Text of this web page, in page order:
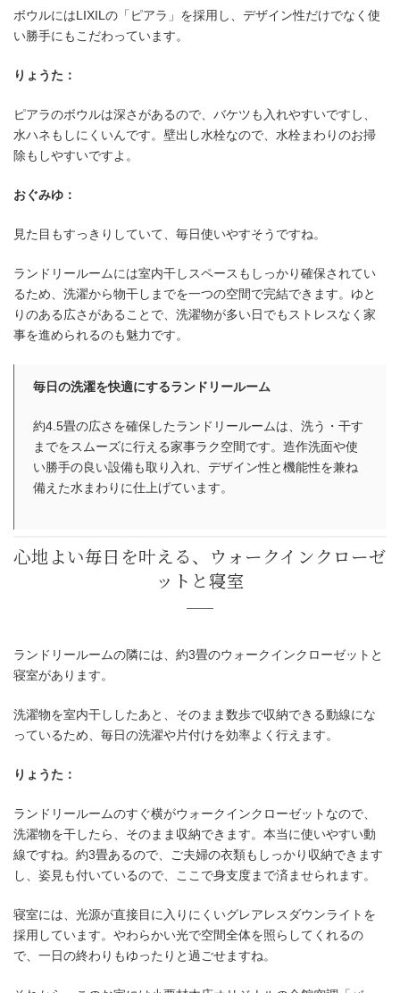
趣味にも仕事にも集中できる、ご主
書斎
ボウルにはLIXILの「ピアラ」を採用し、デザイン性だけでなく使
い勝手にもこだわっています。
りょうた：
ピアラのボウルは深さがあるので、バケツも入れやすいですし、
水ハネもしにくいんです。壁出し水栓なので、水栓まわりのお掃
除もしやすいですよ。
おぐみゆ：
見た目もすっきりしていて、毎日使いやすそうですね。
ランドリールームには室内干しスペースもしっかり確保されてい
るため、洗濯から物干しまでを一つの空間で完結できます。ゆと
りのある広さがあることで、洗濯物が多い日でもストレスなく家
事を進められるのも魅力です。
毎日の洗濯を快適にするランドリールーム
約4.5畳の広さを確保したランドリールームは、洗う・干す
までをスムーズに行える家事ラク空間です。造作洗面や使
い勝手の良い設備も取り入れ、デザイン性と機能性を兼ね
備えた水まわりに仕上げています。
ランドリールームの隣には、約3畳のウォークインクローゼットと
寝室があります。
洗濯物を室内干ししたあと、そのまま数歩で収納できる動線にな
っているため、毎日の洗濯や片付けを効率よく行えます。
りょうた：
ランドリールームのすぐ横がウォークインクローゼットなので、
洗濯物を干したら、そのまま収納できます。本当に使いやすい動
線ですね。約3畳あるので、ご夫婦の衣類もしっかり収納できます
し、姿見も付いているので、ここで身支度まで済ませられます。
寝室には、光源が直接目に入りにくいグレアレスダウンライトを
採用しています。やわらかい光で空間全体を照らしてくれるの
で、一日の終わりもゆったりと過ごせますね。